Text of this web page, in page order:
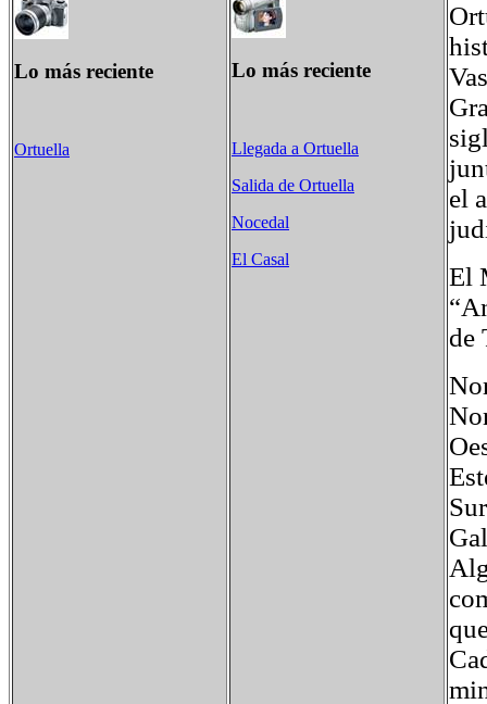
Lo más reciente
Ortuella
Lo más reciente
Llegada a Ortuella
Salida de Ortuella
Nocedal
El Casal
el
El
de